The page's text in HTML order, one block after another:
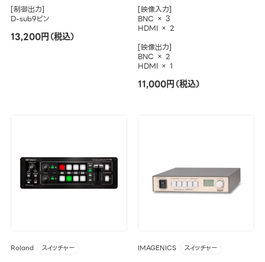
[制御出力]
D-sub9ピン
13,200円（税込）
[映像入力]
BNC × 3
HDMI × 2
[映像出力]
BNC × 2
HDMI × 1
11,000円（税込）
Roland スイッチャー IMAGENICS スイッチャー